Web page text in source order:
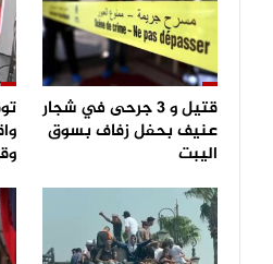
قتيل و 3 جرحى في شجار
عنيف بحفل زفاف بسوق
اليبت